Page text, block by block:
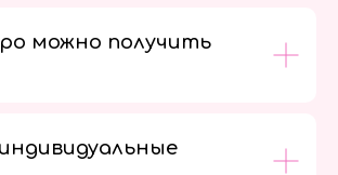
можно получить